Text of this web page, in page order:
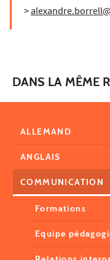
>
DANS LA MÊME
ALLEMAND
ANGLAIS
COMMUNICATION
Formations
Equipe